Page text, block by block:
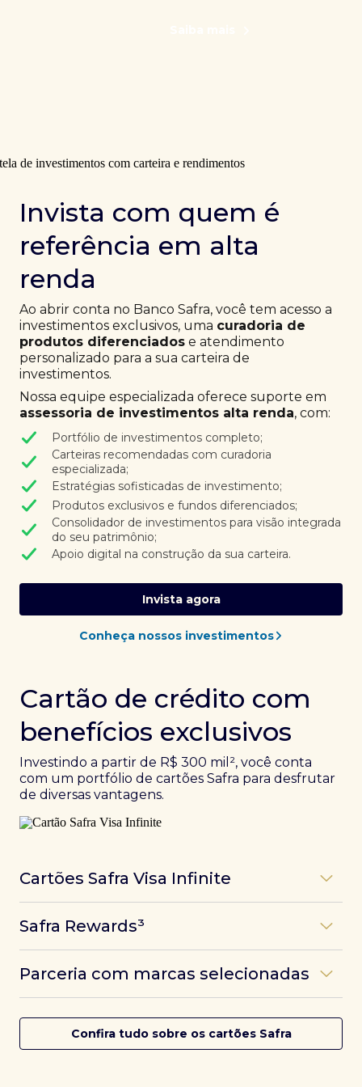
Invista com quem é
referência em alta
renda
Ao abrir conta no Banco Safra, você tem acesso a
investimentos exclusivos, uma curadoria de
produtos diferenciados e atendimento
personalizado para a sua carteira de
investimentos.
Nossa equipe especializada oferece suporte em
assessoria de investimentos alta renda, com:
Portfólio de investimentos completo;
Carteiras recomendadas com curadoria
especializada;
Estratégias sofisticadas de investimento;
Produtos exclusivos e fundos diferenciados;
Consolidador de investimentos para visão integrada
do seu patrimônio;
Apoio digital na construção da sua carteira.
Invista agora
Conheça nossos investimentos
Cartão de crédito com
benefícios exclusivos
Investindo a partir de R$ 300 mil², você conta
com um portfólio de cartões Safra para desfrutar
de diversas vantagens.
Cartões Safra Visa Infinite
experiências refinadas a benefícios únicos, como
converte seus investimentos em limite no cartão e
conta com acesso a mais de 1.400 salas VIP Dragon
Pass ao redor do mundo.
Safra Rewards³
das melhores pontuações do mercado.
Parceria com marcas selecionadas
cartões Safra.
Confira tudo sobre os cartões Safra